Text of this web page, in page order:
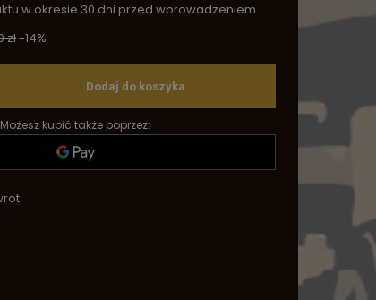
w okresie 30 dni przed wprowadzeniem
zł-14%
Dodaj do koszyka
Możesz kupić także poprzez: